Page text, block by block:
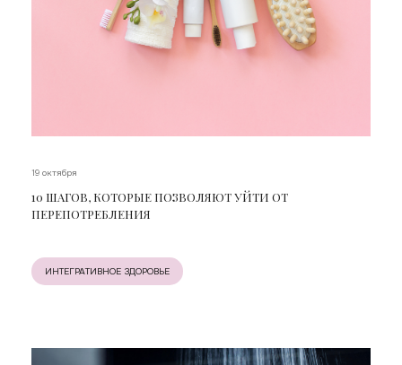
19 октября
10 ШАГОВ, КОТОРЫЕ ПОЗВОЛЯЮТ УЙТИ ОТ
ПЕРЕПОТРЕБЛЕНИЯ
ИНТЕГРАТИВНОЕ ЗДОРОВЬЕ